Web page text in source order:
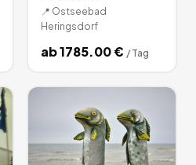
📍 Ostseebad
Heringsdorf
ab1785.00€ / Tag